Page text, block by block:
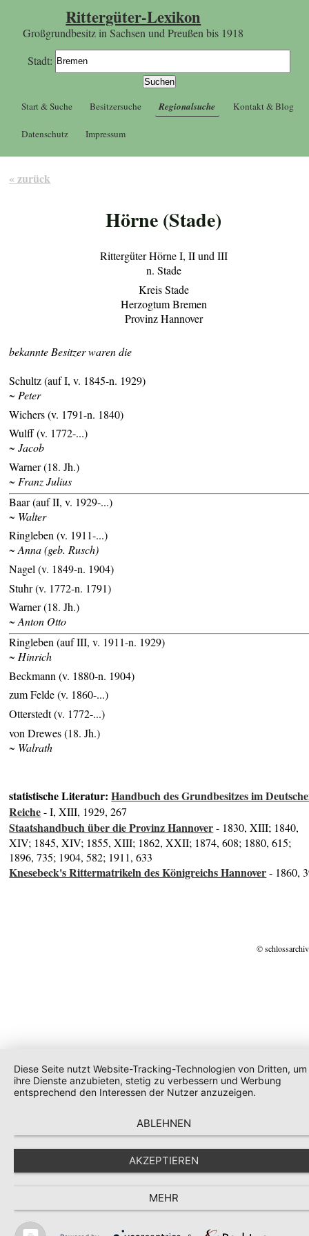
Rittergüter-Lexikon
Großgrundbesitz in Sachsen und Preußen bis 1918
Stadt:
Start & Suche Besitzersuche Regionalsuche Kontakt & Blog
Datenschutz Impressum
« zurück
Hörne (Stade)
Rittergüter Hörne I, II und III
n. Stade
Kreis Stade
Herzogtum Bremen
Provinz Hannover
bekannte Besitzer waren die
Schultz (auf I, v. 1845-n. 1929)
~ Peter
Wichers (v. 1791-n. 1840)
Wulff (v. 1772-...)
~ Jacob
Warner (18. Jh.)
~ Franz Julius
Baar (auf II, v. 1929-...)
~ Walter
Ringleben (v. 1911-...)
~ Anna (geb. Rusch)
Nagel (v. 1849-n. 1904)
Stuhr (v. 1772-n. 1791)
Warner (18. Jh.)
~ Anton Otto
Ringleben (auf III, v. 1911-n. 1929)
~ Hinrich
Beckmann (v. 1880-n. 1904)
zum Felde (v. 1860-...)
Otterstedt (v. 1772-...)
von Drewes (18. Jh.)
~ Walrath
statistische Literatur:Handbuch des Grundbesitzes im
Reiche- I, XIII, 1929, 267
Staatshandbuch über die Provinz Hannover- 1830, XIII; 1840,
XIV; 1845, XIV; 1855, XIII; 1862, XXII; 1874, 608; 1880, 615;
1896, 735; 1904, 582; 1911, 633
Knesebeck's Rittermatrikeln des Königreichs Hannover- 1860,
©
Diese Seite nutzt Website-Tracking-Technologien von Dritten, um
ihre Dienste anzubieten, stetig zu verbessern und Werbung
entsprechend den Interessen der Nutzer anzuzeigen.
ABLEHNEN
AKZEPTIEREN
MEHR